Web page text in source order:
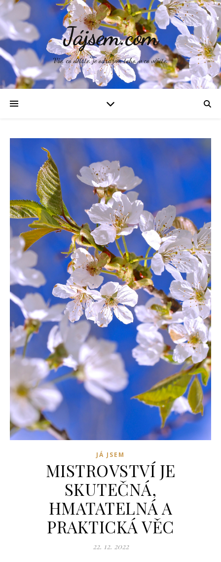
Jájsem.com
Vše, co děláte, je odrazem toho, v co věříte.
JÁ JSEM
MISTROVSTVÍ JE
SKUTEČNÁ,
HMATATELNÁ A
PRAKTICKÁ VĚC
22. 12. 2022